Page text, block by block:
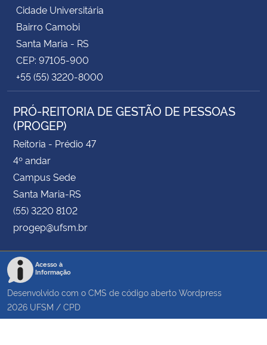
Cidade Universitária
Bairro Camobi
Santa Maria - RS
CEP: 97105-900
+55 (55) 3220-8000
PRÓ-REITORIA DE GESTÃO DE PESSOAS
(PROGEP)
Reitoria - Prédio 47
4º andar
Campus Sede
Santa Maria-RS
(55) 3220 8102
progep@ufsm.br
Acesso à
Informação
Desenvolvido com o CMS de código aberto Wordpress
2026 UFSM / CPD